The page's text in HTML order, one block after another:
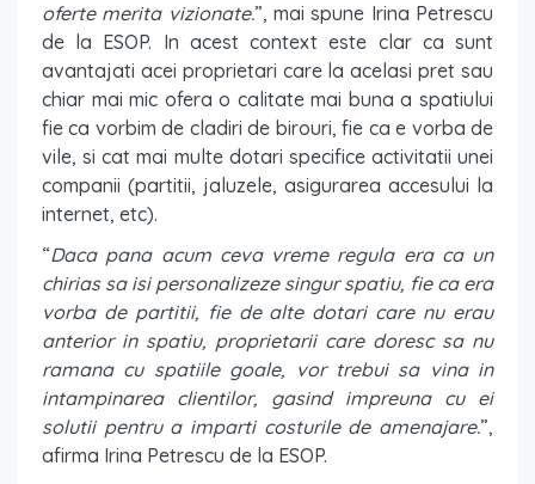
oferte merita vizionate.”, mai spune Irina Petrescu
de la ESOP. In acest context este clar ca sunt
avantajati acei proprietari care la acelasi pret sau
chiar mai mic ofera o calitate mai buna a spatiului
fie ca vorbim de cladiri de birouri, fie ca e vorba de
vile, si cat mai multe dotari specifice activitatii unei
companii (partitii, jaluzele, asigurarea accesului la
internet, etc).
“Daca pana acum ceva vreme regula era ca un
chirias sa isi personalizeze singur spatiu, fie ca era
vorba de partitii, fie de alte dotari care nu erau
anterior in spatiu, proprietarii care doresc sa nu
ramana cu spatiile goale, vor trebui sa vina in
intampinarea clientilor, gasind impreuna cu ei
solutii pentru a imparti costurile de amenajare.”,
afirma Irina Petrescu de la ESOP.